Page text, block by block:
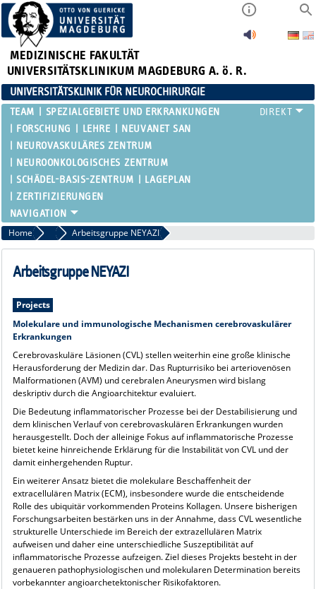
MEDIZINISCHE FAKULTÄT
UNIVERSITÄTSKLINIKUM MAGDEBURG A. ö. R.
UNIVERSITÄTSKLINIK FÜR NEUROCHIRURGIE
TEAM
SPEZIALGEBIETE UND ERKRANKUNGEN
FORSCHUNG
LEHRE
NEUVANET SAN
NEUROVASKULÄRES ZENTRUM
NEUROONKOLOGISCHES ZENTRUM
SCHÄDEL-BASIS-ZENTRUM
LAGEPLAN
ZERTIFIZIERUNGEN
Home ForschungArbeitsgruppe NEYAZI
Arbeitsgruppe NEYAZI
Projects
Molekulare und immunologische Mechanismen cerebrovaskulärer
Erkrankungen
Cerebrovaskuläre Läsionen (CVL) stellen weiterhin eine große klinische
Herausforderung der Medizin dar. Das Rupturrisiko bei arteriovenösen
Malformationen (AVM) und cerebralen Aneurysmen wird bislang
deskriptiv durch die Angioarchitektur evaluiert.
Die Bedeutung inflammatorischer Prozesse bei der Destabilisierung und
dem klinischen Verlauf von cerebrovaskulären Erkrankungen wurden
herausgestellt. Doch der alleinige Fokus auf inflammatorische Prozesse
bietet keine hinreichende Erklärung für die Instabilität von CVL und der
damit einhergehenden Ruptur.
Ein weiterer Ansatz bietet die molekulare Beschaffenheit der
extracellulären Matrix (ECM), insbesondere wurde die entscheidende
Rolle des ubiquitär vorkommenden Proteins Kollagen. Unsere bisherigen
Forschungsarbeiten bestärken uns in der Annahme, dass CVL wesentliche
strukturelle Unterschiede im Bereich der extrazellulären Matrix
aufweisen und daher eine unterschiedliche Suszeptibilität auf
inflammatorische Prozesse aufzeigen. Ziel dieses Projekts besteht in der
genaueren pathophysiologischen und molekularen Determination bereits
vorbekannter angioarchetektonischer Risikofaktoren.